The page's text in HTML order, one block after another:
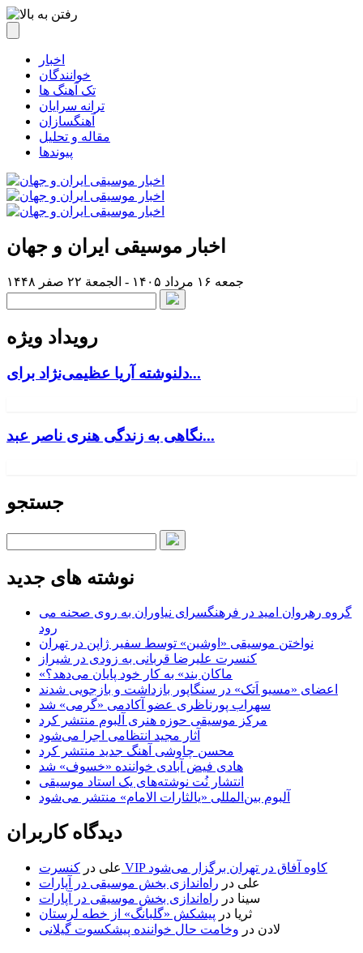
اخبار
خوانندگان
تک آهنگ ها
ترانه سرایان
آهنگسازان
مقاله و تحلیل
پیوندها
اخبار موسیقی ایران و جهان
جمعه ۱۶ مرداد ۱۴۰۵ - الجمعة ۲۲ صفر ۱۴۴۸
رویداد ویژه
دلنوشته آریا عظیمی‌نژاد برای...
نگاهی به زندگی هنری ناصر عبد...
جستجو
نوشته های جدید
گروه رهروان امید در فرهنگسرای نیاوران به روی صحنه می
رود
نواختن موسیقی «اوشین» توسط سفیر ژاپن در تهران
کنسرت علیرضا قربانی به زودی در شیراز
«ماکان بند» به کار خود پایان می‌دهد؟
اعضای «مسیو اَتک» در سنگاپور بازداشت و بازجویی شدند
سهراب پورناظری عضو آکادمی «گرمی» شد
مرکز موسیقی حوزه هنری آلبوم منتشر کرد
آثار مجید انتظامی اجرا می‌شود
محسن چاوشی آهنگ جدید منتشر کرد
هادی فیض آبادی خواننده «خسوف» شد
انتشار نُت نوشته‌های یک استاد موسیقی
آلبوم بین‌المللی «یالثارات الامام» منتشر می‌شود
دیدگاه کاربران
علی در
کنسرت VIP کاوه آفاق در تهران برگزار می‌شود
علی در راه‌اندازی بخش موسیقی در آپارات
سینا در راه‌اندازی بخش موسیقی در آپارات
ثریا در پیشکش «گلبانگ» از خطه لرستان
لادن در وخامت حال خواننده پیشکسوت گیلانی